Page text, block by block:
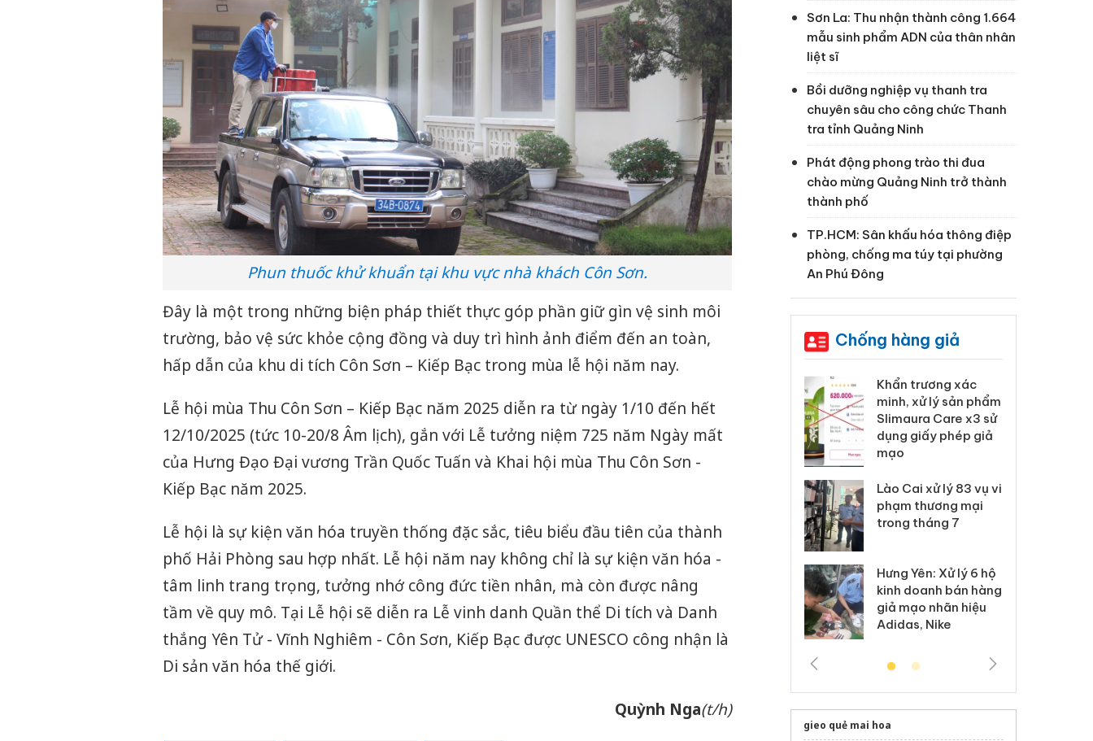
Phun thuốc khử khuẩn tại khu vực nhà khách Côn Sơn.
Đây là một trong những biện pháp thiết thực góp phần giữ gìn vệ sinh môi
trường, bảo vệ sức khỏe cộng đồng và duy trì hình ảnh điểm đến an toàn,
hấp dẫn của khu di tích Côn Sơn – Kiếp Bạc trong mùa lễ hội năm nay.
Lễ hội mùa Thu Côn Sơn – Kiếp Bạc năm 2025 diễn ra từ ngày 1/10 đến hết
12/10/2025 (tức 10-20/8 Âm lịch), gắn với Lễ tưởng niệm 725 năm Ngày mất
của Hưng Đạo Đại vương Trần Quốc Tuấn và Khai hội mùa Thu Côn Sơn -
Kiếp Bạc năm 2025.
Lễ hội là sự kiện văn hóa truyền thống đặc sắc, tiêu biểu đầu tiên của thành
phố Hải Phòng sau hợp nhất. Lễ hội năm nay không chỉ là sự kiện văn hóa -
tâm linh trang trọng, tưởng nhớ công đức tiền nhân, mà còn được nâng
tầm về quy mô. Tại Lễ hội sẽ diễn ra Lễ vinh danh Quần thể Di tích và Danh
thắng Yên Tử - Vĩnh Nghiêm - Côn Sơn, Kiếp Bạc được UNESCO công nhận là
Di sản văn hóa thế giới.
Quỳnh Nga(t/h)
Sơn La: Thu nhận thành công 1.664
mẫu sinh phẩm ADN của thân nhân
liệt sĩ
Bồi dưỡng nghiệp vụ thanh tra
chuyên sâu cho công chức Thanh
tra tỉnh Quảng Ninh
Phát động phong trào thi đua
chào mừng Quảng Ninh trở thành
thành phố
TP.HCM: Sân khấu hóa thông điệp
phòng, chống ma túy tại phường
An Phú Đông
Chống hàng giả
công khai hàng ngàn
sản phẩm nhập lậu,
bảo vệ môi trường
án sản xuất, buôn
bán yến sào giả
hại trong vụ án buôn
bán bình sữa
Khẩn trương xác
minh, xử lý sản phẩm
Slimaura Care x3 sử
dụng giấy phép giả
mạo
Lào Cai xử lý 83 vụ vi
phạm thương mại
trong tháng 7
Hưng Yên: Xử lý 6 hộ
kinh doanh bán hàng
giả mạo nhãn hiệu
Adidas, Nike
gieo quẻ mai hoa